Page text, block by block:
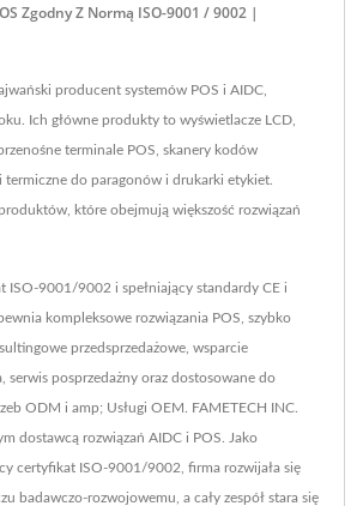
Zgodny Z Normą ISO-9001 / 9002 |
producent systemów POS i AIDC,
Ich główne produkty to wyświetlacze LCD,
terminale POS, skanery kodów
termiczne do paragonów i drukarki etykiet.
które obejmują większość rozwiązań
ISO-9001/9002 i spełniający standardy CE i
kompleksowe rozwiązania POS, szybko
przedsprzedażowe, wsparcie
serwis posprzedażny oraz dostosowane do
ODM i amp; Usługi OEM. FAMETECH INC.
dostawcą rozwiązań AIDC i POS. Jako
certyfikat ISO-9001/9002, firma rozwijała się
badawczo-rozwojowemu, a cały zespół stara się